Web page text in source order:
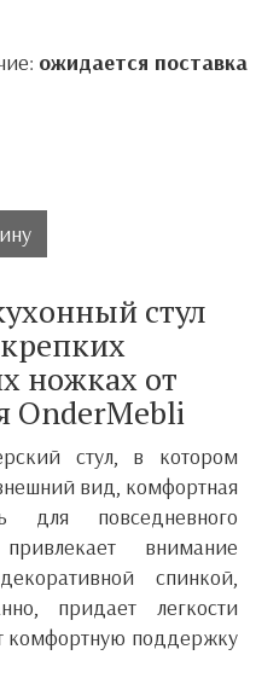
ожидается поставка
стул
ножках от
OnderMebli
стул, в котором
вид, комфортная
для повседневного
внимание
спинкой,
придает легкости
комфортную поддержку